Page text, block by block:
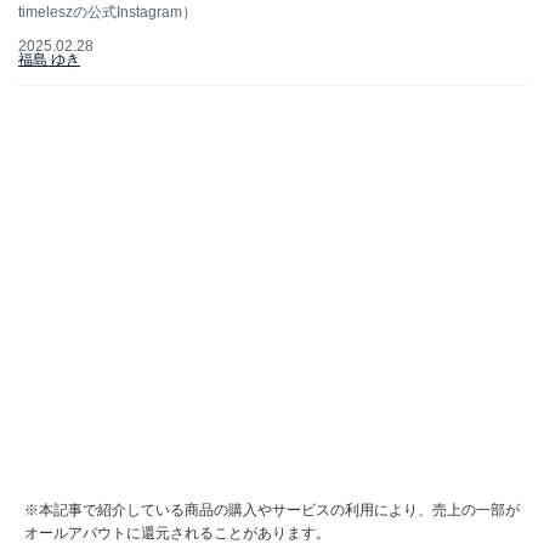
timeleszの公式Instagram）
2025.02.28
福島 ゆき
※本記事で紹介している商品の購入やサービスの利用により、売上の一部が
オールアバウトに還元されることがあります。